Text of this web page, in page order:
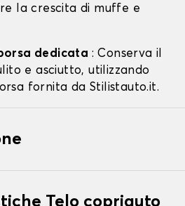
la crescita di muffe e
dedicata : Conserva il
e asciutto, utilizzando
fornita da Stilistauto.it.
Telo copriauto